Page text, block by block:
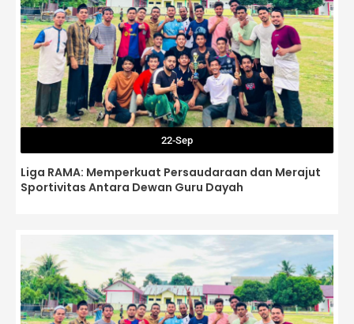
22-Sep
Liga RAMA: Memperkuat Persaudaraan dan Merajut
Sportivitas Antara Dewan Guru Dayah